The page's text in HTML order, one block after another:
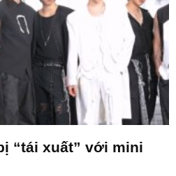
“tái xuất” với mini